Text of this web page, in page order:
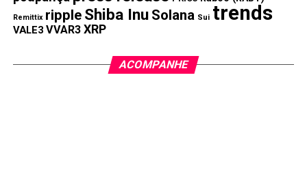
PRÓXIMA:
Explosão dos preços das Altcoins: Doge 16%, Solana
Remittix ripple Shiba Inu Solana Sui trends
VALE3 VVAR3 XRP
ACOMPANHE